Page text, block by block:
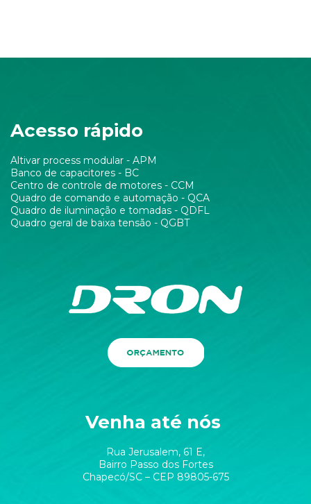
Acesso rápido
Altivar process modular - APM
Banco de capacitores - BC
Centro de controle de motores - CCM
Quadro de comando e automação - QCA
Quadro de iluminação e tomadas - QDFL
Quadro geral de baixa tensão - QGBT
Venha até nós
Rua Jerusalem, 61 E,
Bairro Passo dos Fortes
Chapecó/SC – CEP 89805-675